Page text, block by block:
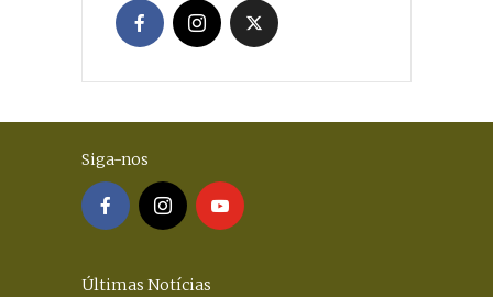
Siga-nos
Últimas Notícias